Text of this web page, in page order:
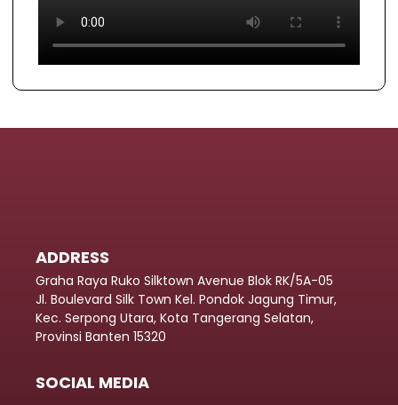
ADDRESS
Graha Raya Ruko Silktown Avenue Blok RK/5A-05
Jl. Boulevard Silk Town Kel. Pondok Jagung Timur,
Kec. Serpong Utara, Kota Tangerang Selatan,
Provinsi Banten 15320
SOCIAL MEDIA